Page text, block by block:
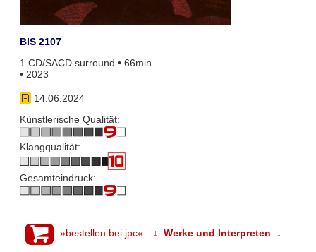
BIS 2107
1 CD/SACD surround • 66min
• 2023
14.06.2024
Künstlerische Qualität:
Klangqualität:
Gesamteindruck:
»bestellen bei jpc« ↓ Werke und Interpreten ↓